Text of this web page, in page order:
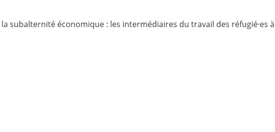
subalternité économique : les intermédiaires du travail des réfugié·es à